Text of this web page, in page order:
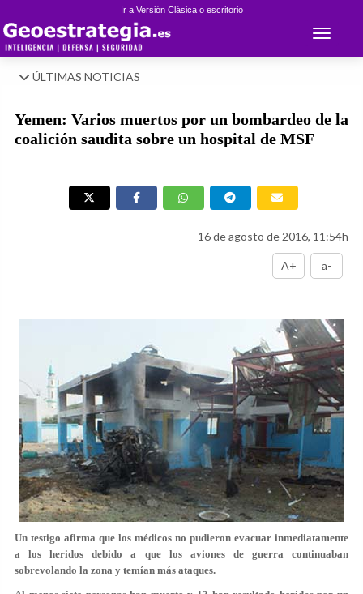
Ir a Versión Clásica o escritorio
Toggle
ÚLTIMAS NOTICIAS
Yemen: Varios muertos por un bombardeo de la
coalición saudita sobre un hospital de MSF
16 de agosto de 2016, 11:54h
A+ a-
Un testigo afirma que los médicos no pudieron evacuar inmediatamente
a los heridos debido a que los aviones de guerra continuaban
sobrevolando la zona y temían más ataques.